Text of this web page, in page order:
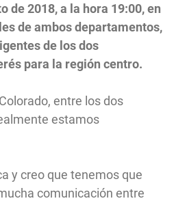
de 2018, a la hora 19:00, en
de ambos departamentos,
de los dos
para la región centro.
entre los dos
estamos
y creo que tenemos que
comunicación entre